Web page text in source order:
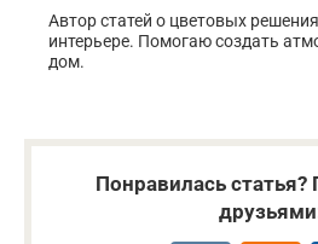
Автор статей о цветовых
интерьере. Помогаю создать
дом.
Понравилась статья?